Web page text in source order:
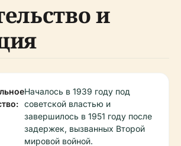
и
Началось в 1939 году под
советской властью и
завершилось в 1951 году после
задержек, вызванных Второй
мировой войной.